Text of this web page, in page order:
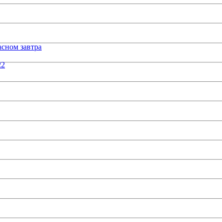
завтра